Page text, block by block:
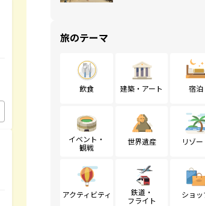
旅のテーマ
飲食 建築・アート 宿泊
イベント・
観戦
世界遺産 リゾー
アクティビティ
鉄道・
フライト
ショッ